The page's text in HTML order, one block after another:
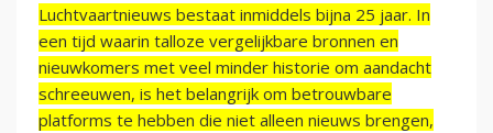
Luchtvaartnieuws bestaat inmiddels bijna 25 jaar. In
een tijd waarin talloze vergelijkbare bronnen en
nieuwkomers met veel minder historie om aandacht
schreeuwen, is het belangrijk om betrouwbare
platforms te hebben die niet alleen nieuws brengen,